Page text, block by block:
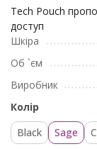
Tech Pouch
доступ
Шкіра
Об `єм
Виробник
Колір
Black
Sage